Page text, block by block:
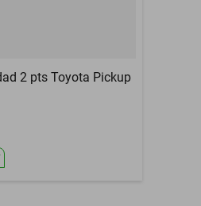
2 pts Toyota Pickup